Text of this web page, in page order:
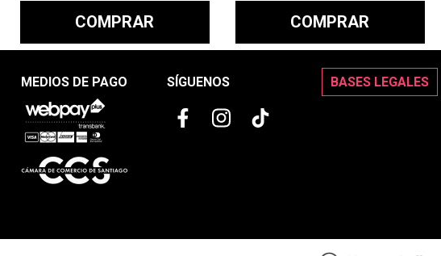
COMPRAR COMPRAR
MEDIOS DE PAGO SÍGUENOS BASES LEGALES